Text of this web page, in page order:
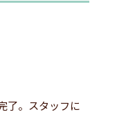
了。スタッフに